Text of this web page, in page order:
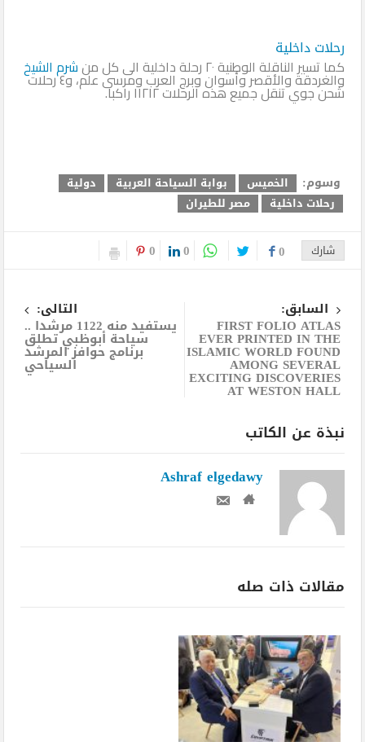
رحلات داخلية
كما تسير الناقلة الوطنية ٢٠ رحلة داخلية الى كل من شرم الشيخ
والغردقة والأقصر وأسوان وبرج العرب ومرسى علم، و٤ رحلات
شحن جوي تنقل جميع هذه الرحلات ١١٢١٢ راكبا.
وسوم: الخميس بوابة السياحة العربية
دولية
رحلات داخلية
مصر للطيران
شارك 0
0
0
السابق:
FIRST FOLIO ATLAS
EVER PRINTED IN THE
ISLAMIC WORLD FOUND
AMONG SEVERAL
EXCITING DISCOVERIES
AT WESTON HALL
التالى:
يستفيد منه 1122 مرشدا ..
سياحة أبوظبي تطلق
برنامج حوافز المرشد
السياحي
نبذة عن الكاتب
Ashraf elgedawy
مقالات ذات صله